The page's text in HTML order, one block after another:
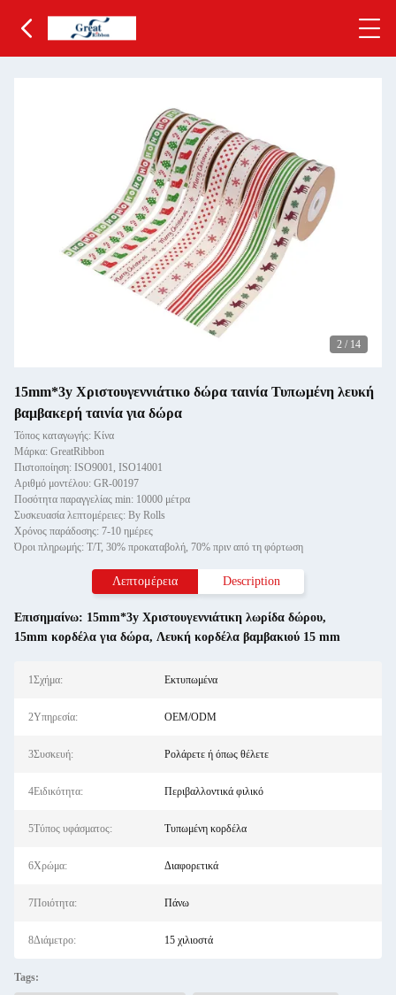
2 / 14
15mm*3y Χριστουγεννιάτικο δώρα ταινία Τυπωμένη λευκή
βαμβακερή ταινία για δώρα
Τόπος καταγωγής: Κίνα
Μάρκα: GreatRibbon
Πιστοποίηση: ISO9001, ISO14001
Αριθμό μοντέλου: GR-00197
Ποσότητα παραγγελίας min: 10000 μέτρα
Συσκευασία λεπτομέρειες: By Rolls
Χρόνος παράδοσης: 7-10 ημέρες
Όροι πληρωμής: T/T, 30% προκαταβολή, 70% πριν από τη φόρτωση
Λεπτομέρεια Description
Επισημαίνω: 15mm*3y Χριστουγεννιάτικη λωρίδα δώρου,
15mm κορδέλα για δώρα, Λευκή κορδέλα βαμβακιού 15 mm
1Σχήμα: Εκτυπωμένα
2Υπηρεσία: OEM/ODM
3Συσκευή: Ρολάρετε ή όπως θέλετε
4Ειδικότητα: Περιβαλλοντικά φιλικό
5Τύπος υφάσματος: Τυπωμένη κορδέλα
6Χρώμα: Διαφορετικά
7Ποιότητα: Πάνω
8Διάμετρο: 15 χιλιοστά
Tags: